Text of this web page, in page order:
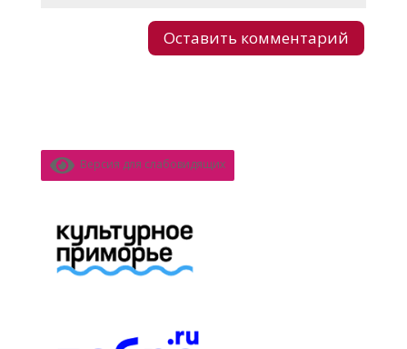
Версия для слабовидящих